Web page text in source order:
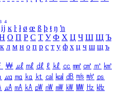
₃ ₄
ĳ ĸ ŀ ł ø œ ß þ ŧ ŋ ŉ
О П Р С Т У Ф Х Ц Ч Ш Щ Ъ
к л м н о п р с т у ф х ц ч ш щ ъ
￦ ㎕ ㎖ ㎗ ℓ ㎘ ㏄ ㎣ ㎤ ㎥ ㎦
㎍ ㎎ ㎏ ㏏ ㎈ ㎉ ㏈ ㎧ ㎨ ㎰
㎂ ㎃ ㎄ ㎺ ㎻ ㎽ ㎾ ㎿ ㎐ ㎑